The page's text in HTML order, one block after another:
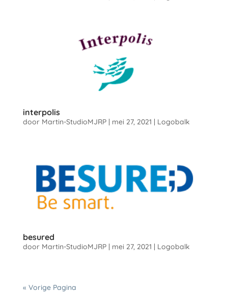
interpolis
door Martin-StudioMJRP| mei 27, 2021 | Logobalk
besured
door Martin-StudioMJRP| mei 27, 2021 Logobalk
« Vorige Pagina